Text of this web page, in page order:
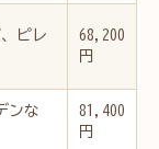
ピレ
68,200
円
ンな
81,400
円